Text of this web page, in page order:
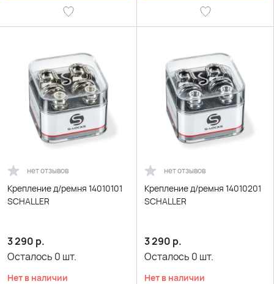
нет отзывов
Крепление д/ремня 14010101
SCHALLER
3 290 р.
Осталось 0 шт.
Нет в наличии
нет отзывов
Крепление д/ремня 14010201
SCHALLER
3 290 р.
Осталось 0 шт.
Нет в наличии